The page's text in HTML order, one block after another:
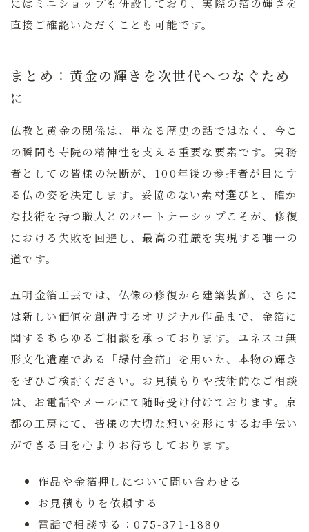
直接ご確認いただくことも可能です。
まとめ：黄金の輝きを次世代へつなぐため
に
仏教と黄金の関係は、単なる歴史の話ではなく、今こ
の瞬間も寺院の精神性を支える重要な要素です。実務
者としての皆様の決断が、100年後の参拝者が目にす
る仏の姿を決定します。妥協のない素材選びと、確か
な技術を持つ職人とのパートナーシップこそが、修復
における失敗を回避し、最高の荘厳を実現する唯一の
道です。
五明金箔工芸では、仏像の修復から建築装飾、さらに
は新しい価値を創造するオリジナル作品まで、金箔に
関するあらゆるご相談を承っております。ユネスコ無
形文化遺産である「縁付金箔」を用いた、本物の輝き
をぜひご検討ください。お見積もりや技術的なご相談
は、お電話やメールにて随時受け付けております。京
都の工房にて、皆様の大切な想いを形にするお手伝い
ができる日を心よりお待ちしております。
作品や金箔押しについて問い合わせる
お見積もりを依頼する
電話で相談する：075-371-1880